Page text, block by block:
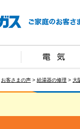
お客さまの声 > 給湯器の修理 > 大